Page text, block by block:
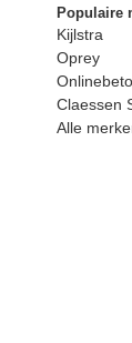
Populaire
Kijlstra
Oprey
Claessen
Alle